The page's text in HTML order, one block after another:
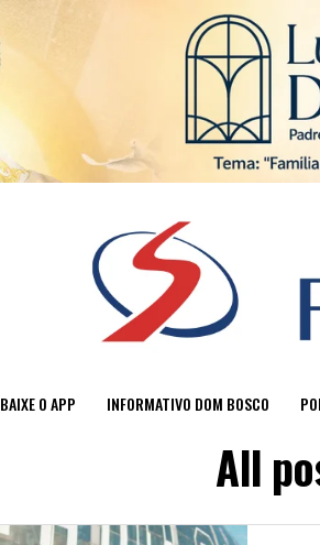
BAIXE O APP INFORMATIVO DOM BOSCO
All